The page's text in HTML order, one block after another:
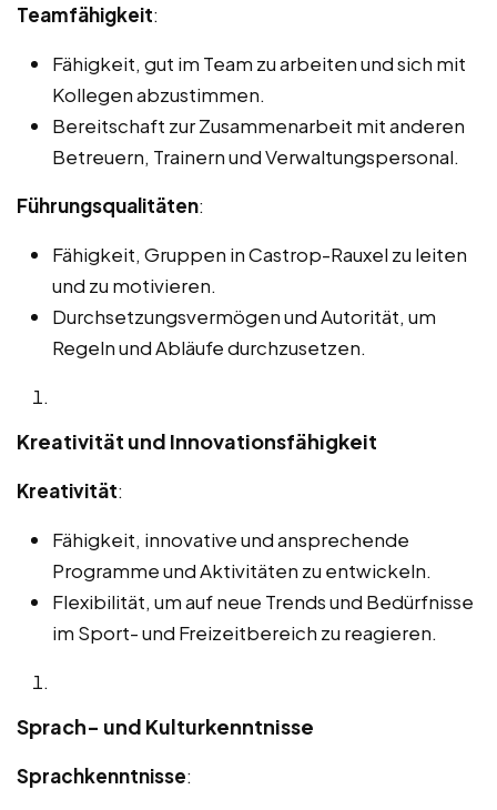
Teamfähigkeit:
Fähigkeit, gut im Team zu arbeiten und sich mit
Kollegen abzustimmen.
Bereitschaft zur Zusammenarbeit mit anderen
Betreuern, Trainern und Verwaltungspersonal.
Führungsqualitäten:
Fähigkeit, Gruppen in Castrop-Rauxel zu leiten
und zu motivieren.
Durchsetzungsvermögen und Autorität, um
Regeln und Abläufe durchzusetzen.
Kreativität und Innovationsfähigkeit
Kreativität:
Fähigkeit, innovative und ansprechende
Programme und Aktivitäten zu entwickeln.
Flexibilität, um auf neue Trends und Bedürfnisse
im Sport- und Freizeitbereich zu reagieren.
Sprach- und Kulturkenntnisse
Sprachkenntnisse: